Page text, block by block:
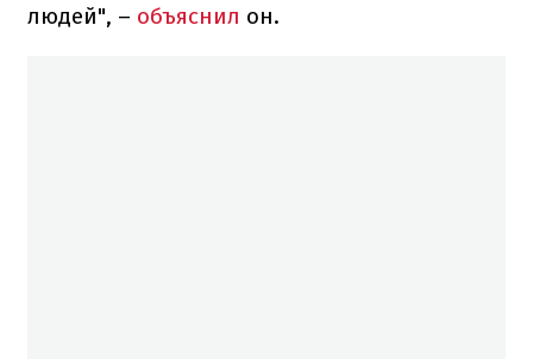
людей", – объяснил он.